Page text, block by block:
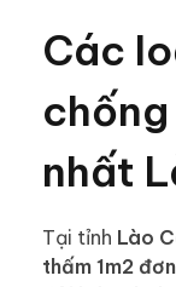
Các
nhất
Tại tỉnh Lào
thấm 1m2